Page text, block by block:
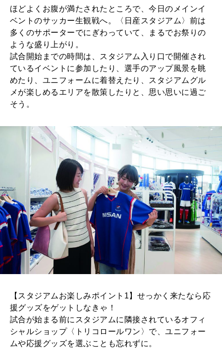
ほどよくお腹が満たされたところで、今日のメインイ
ベントのサッカー生観戦へ。〈日産スタジアム〉前は
多くのサポーターでにぎわっていて、まるでお祭りの
ような盛り上がり。
試合開始までの時間は、スタジアム入り口で開催され
ているイベントに参加したり、選手のアップ風景を眺
めたり、ユニフォームに着替えたり、スタジアムグル
メが楽しめるエリアを散策したりと、思い思いに過ご
そう。
【スタジアムお楽しみポイント1】せっかく来たなら応
援グッズをゲットしなきゃ！
試合が始まる前にスタジアムに隣接されているオフィ
シャルショップ〈トリコロールワン〉で、ユニフォー
ムや応援グッズを選ぶことも忘れずに。